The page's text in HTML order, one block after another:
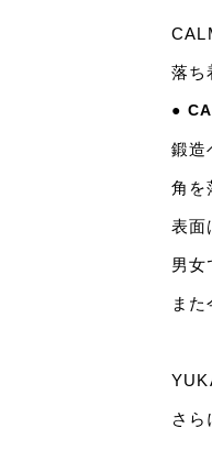
落ち
●
鍛造
角を
表面
男女
ま
さら